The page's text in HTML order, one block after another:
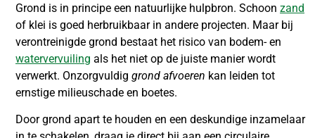
Grond is in principe een natuurlijke hulpbron. Schoon zand
of klei is goed herbruikbaar in andere projecten. Maar bij
verontreinigde grond bestaat het risico van bodem- en
watervervuiling als het niet op de juiste manier wordt
verwerkt. Onzorgvuldig grond afvoeren kan leiden tot
ernstige milieuschade en boetes.
Door grond apart te houden en een deskundige inzamelaar